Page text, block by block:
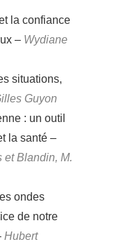
la confiance
– Wydiane
situations,
Guyon
: un outil
la santé –
et Blandin, M.
ondes
de notre
Hubert